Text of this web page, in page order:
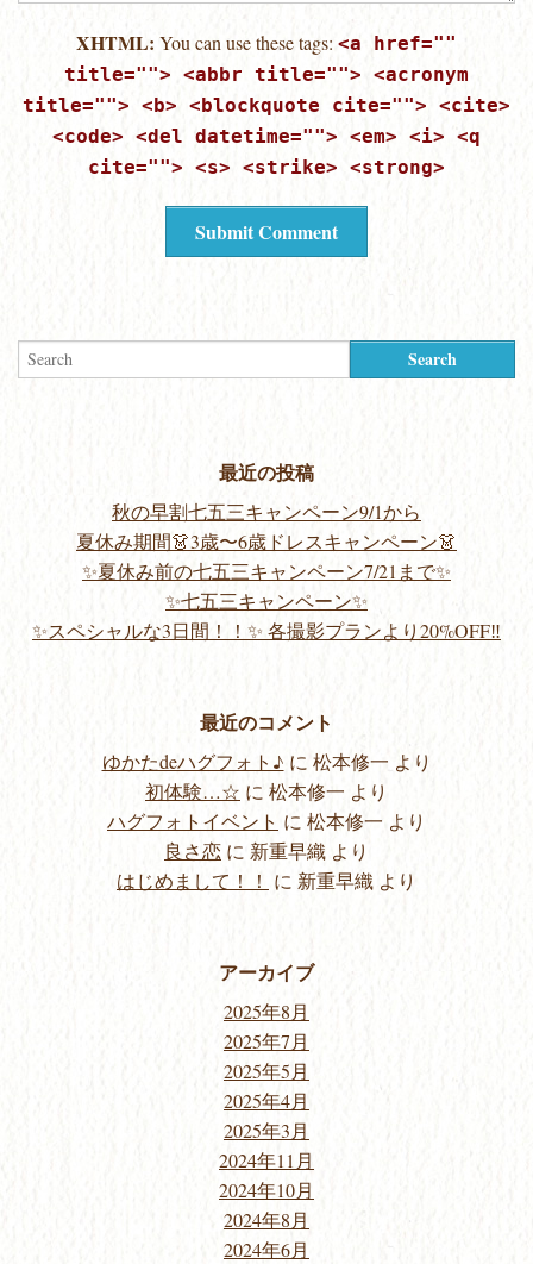
XHTML: You can use these tags: <a href=""
title=""> <abbr title=""> <acronym
title=""> <b> <blockquote cite=""> <cite>
<code> <del datetime=""> <em> <i> <q
cite=""> <s> <strike> <strong>
最近の投稿
秋の早割七五三キャンペーン9/1から
夏休み期間👗3歳〜6歳ドレスキャンペーン👗
✨夏休み前の七五三キャンペーン7/21まで✨
✨七五三キャンペーン✨
✨スペシャルな3日間！！✨ 各撮影プランより20%OFF‼️
最近のコメント
ゆかたdeハグフォト♪ に 松本修一 より
初体験…☆ に 松本修一 より
ハグフォトイベント に 松本修一 より
良さ恋 に 新重早織 より
はじめまして！！ に 新重早織 より
アーカイブ
2025年8月
2025年7月
2025年5月
2025年4月
2025年3月
2024年11月
2024年10月
2024年8月
2024年6月